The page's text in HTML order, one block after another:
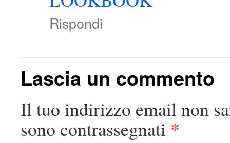
Rispondi
Lascia un commento
Il tuo indirizzo email non
sono contrassegnati *